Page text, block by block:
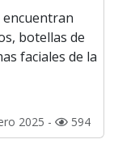
encuentran
botellas de
faciales de la
2025 - 594